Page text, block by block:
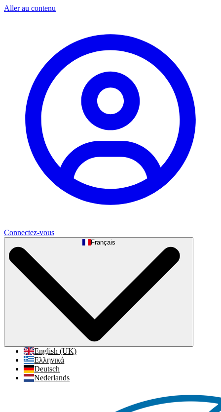
Aller au contenu
Connectez-vous
Français
English (UK)
Ελληνικά
Deutsch
Nederlands